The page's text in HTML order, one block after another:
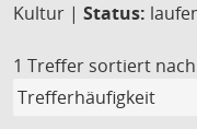
Kultur | Status:
1 Treffer sortiert nach